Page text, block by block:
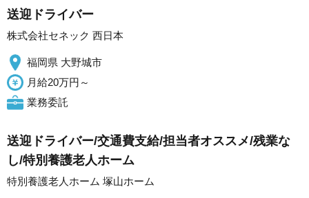
送迎ドライバー
株式会社セネック 西日本
福岡県 大野城市
月給20万円～
業務委託
送迎ドライバー/交通費支給/担当者オススメ/残業な
し/特別養護老人ホーム
特別養護老人ホーム 塚山ホーム